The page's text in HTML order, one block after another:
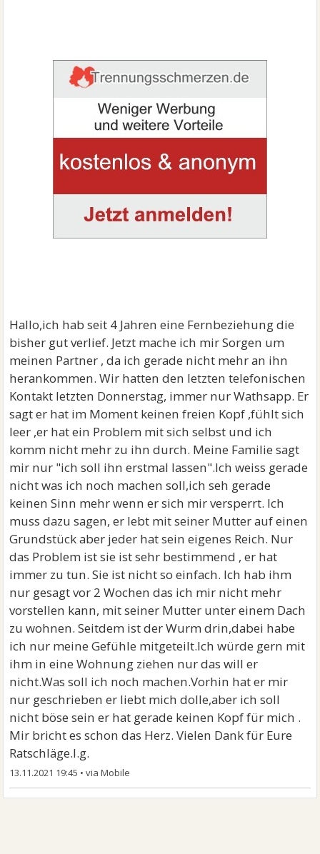
Hallo,ich hab seit 4 Jahren eine Fernbeziehung die
bisher gut verlief. Jetzt mache ich mir Sorgen um
meinen Partner , da ich gerade nicht mehr an ihn
herankommen. Wir hatten den letzten telefonischen
Kontakt letzten Donnerstag, immer nur Wathsapp. Er
sagt er hat im Moment keinen freien Kopf ,fühlt sich
leer ,er hat ein Problem mit sich selbst und ich
komm nicht mehr zu ihn durch. Meine Familie sagt
mir nur "ich soll ihn erstmal lassen".Ich weiss gerade
nicht was ich noch machen soll,ich seh gerade
keinen Sinn mehr wenn er sich mir versperrt. Ich
muss dazu sagen, er lebt mit seiner Mutter auf einen
Grundstück aber jeder hat sein eigenes Reich. Nur
das Problem ist sie ist sehr bestimmend , er hat
immer zu tun. Sie ist nicht so einfach. Ich hab ihm
nur gesagt vor 2 Wochen das ich mir nicht mehr
vorstellen kann, mit seiner Mutter unter einem Dach
zu wohnen. Seitdem ist der Wurm drin,dabei habe
ich nur meine Gefühle mitgeteilt.Ich würde gern mit
ihm in eine Wohnung ziehen nur das will er
nicht.Was soll ich noch machen.Vorhin hat er mir
nur geschrieben er liebt mich dolle,aber ich soll
nicht böse sein er hat gerade keinen Kopf für mich .
Mir bricht es schon das Herz. Vielen Dank für Eure
Ratschläge.l.g.
13.11.2021 19:45 •